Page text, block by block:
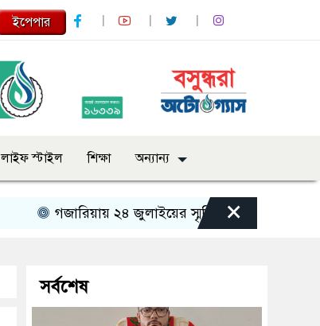
ইপেপার
লাইফ স্টাইল শিক্ষা অন্যান্য
গজারিয়ায় ২৪ জুলাইয়ের স্মৃতিচারণ: গুমের ভয়াবহ
×
সর্বশেষ